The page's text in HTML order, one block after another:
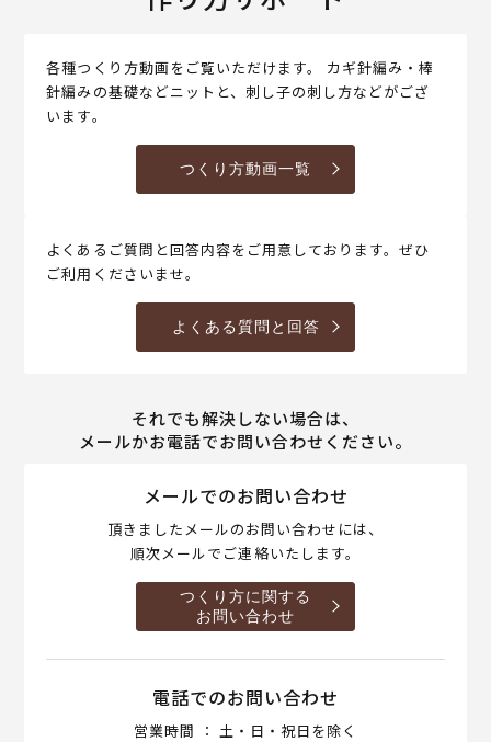
各種つくり方動画をご覧いただけます。 カギ針編み・棒
針編みの基礎などニットと、刺し子の刺し方などがござ
います。
つくり方動画一覧
よくあるご質問と回答内容をご用意しております。ぜひ
ご利用くださいませ。
よくある質問と回答
それでも解決しない場合は、
メールかお電話でお問い合わせください。
メールでのお問い合わせ
頂きましたメールのお問い合わせには、
順次メールでご連絡いたします。
つくり方に関する
お問い合わせ
電話でのお問い合わせ
営業時間 ： 土・日・祝日を除く